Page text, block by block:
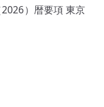
）暦要項 東京